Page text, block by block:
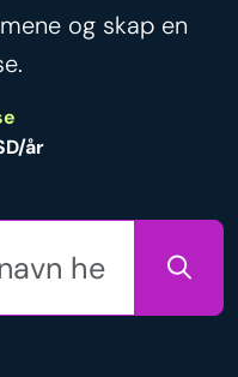
og skap en
år